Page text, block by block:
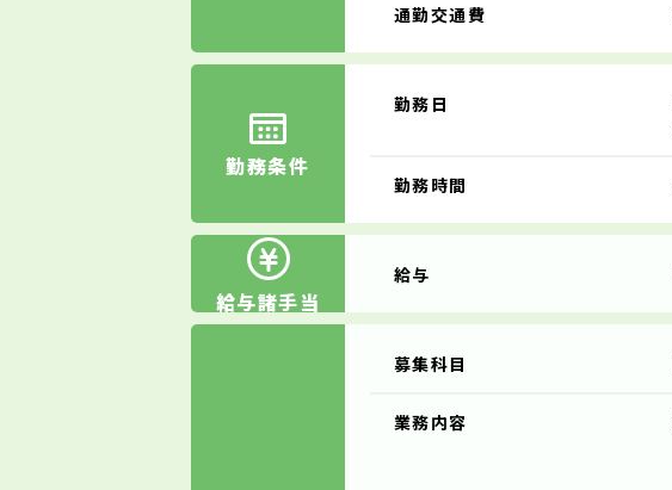
通勤交通費
勤務条件
勤務日
勤務時間
給与諸手当
給与
募集科目
業務内容